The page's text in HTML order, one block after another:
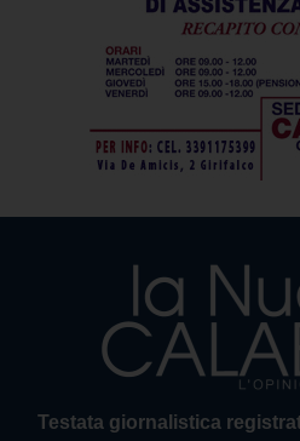
Testata giornalistica